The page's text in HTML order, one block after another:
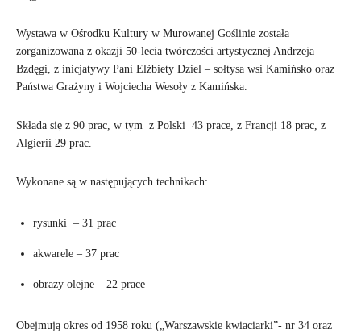
Wystawa w Ośrodku Kultury w Murowanej Goślinie została
zorganizowana z okazji 50-lecia twórczości artystycznej Andrzeja
Bzdęgi, z inicjatywy Pani Elżbiety Dziel – sołtysa wsi Kamińsko oraz
Państwa Grażyny i Wojciecha Wesoły z Kamińska.
Składa się z 90 prac, w tym z Polski 43 prace, z Francji 18 prac, z
Algierii 29 prac.
Wykonane są w następujących technikach:
rysunki – 31 prac
akwarele – 37 prac
obrazy olejne – 22 prace
Obejmują okres od 1958 roku („Warszawskie kwiaciarki”- nr 34 oraz